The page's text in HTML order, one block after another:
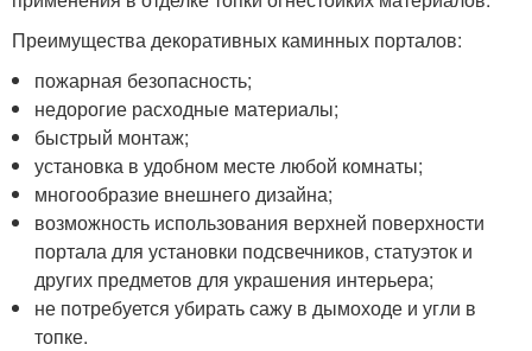
Преимущества декоративных каминных порталов:
пожарная безопасность;
недорогие расходные материалы;
быстрый монтаж;
установка в удобном месте любой комнаты;
многообразие внешнего дизайна;
возможность использования верхней поверхности
портала для установки подсвечников, статуэток и
других предметов для украшения интерьера;
не потребуется убирать сажу в дымоходе и угли в
топке.